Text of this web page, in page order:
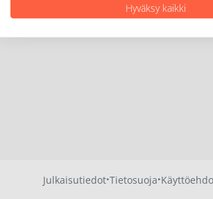
Julkaisutiedot·Tietosuoja·
Hyväksy kaikki